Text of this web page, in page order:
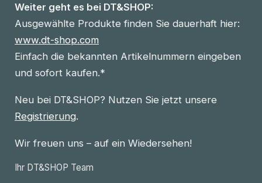
Weiter geht es bei DT&SHOP:
Ausgewählte Produkte finden Sie dauerhaft hier:
www.dt-shop.com
Einfach die bekannten Artikelnummern eingeben
und sofort kaufen.*
Neu bei DT&SHOP? Nutzen Sie jetzt unsere
Registrierung.
Wir freuen uns – auf ein Wiedersehen!
Ihr DT&SHOP Team